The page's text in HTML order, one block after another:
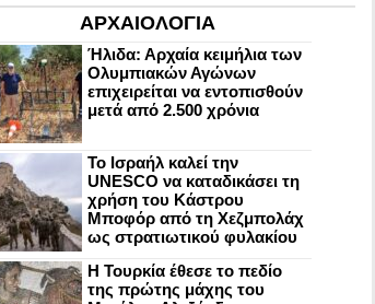
ΑΡΧΑΙΟΛΟΓΙΑ
Ήλιδα: Αρχαία κειμήλια των
Ολυμπιακών Αγώνων
επιχειρείται να εντοπισθούν
μετά από 2.500 χρόνια
Το Ισραήλ καλεί την
UNESCO να καταδικάσει τη
χρήση του Κάστρου
Μποφόρ από τη Χεζμπολάχ
ως στρατιωτικού φυλακίου
Η Τουρκία έθεσε το πεδίο
της πρώτης μάχης του